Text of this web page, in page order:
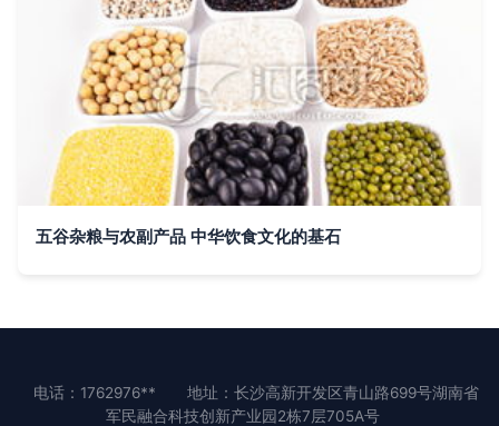
五谷杂粮与农副产品 中华饮食文化的基石
电话：1762976**
地址：长沙高新开发区青山路699号湖南省
军民融合科技创新产业园2栋7层705A号